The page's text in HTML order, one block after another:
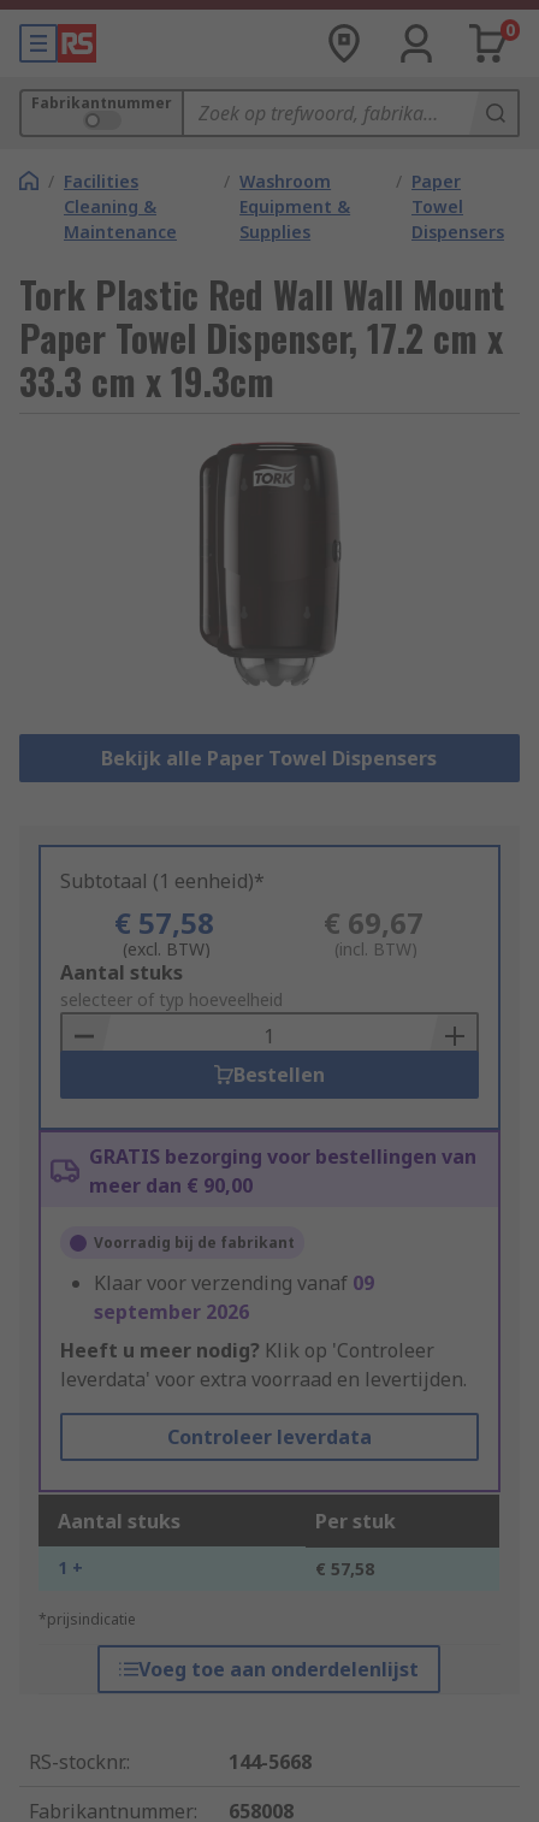
0
Fabrikantnummer
/ Facilities
Cleaning &
Maintenance
/ Washroom
Equipment &
Supplies
/ Paper
Towel
Dispensers
Tork Plastic Red Wall Wall Mount
Paper Towel Dispenser, 17.2 cm x
33.3 cm x 19.3cm
Bekijk alle Paper Towel Dispensers
Subtotaal (1 eenheid)*
€ 57,58
(excl. BTW)
€ 69,67
(incl. BTW)
Add
to
Basket
Aantal stuks
selecteer of typ hoeveelheid
Bestellen
GRATIS bezorging voor bestellingen van
meer dan € 90,00
Voorradig bij de fabrikant
Klaar voor verzending vanaf 09
september 2026
Heeft u meer nodig? Klik op 'Controleer
leverdata' voor extra voorraad en levertijden.
Controleer leverdata
Aantal stuks Per stuk
1 + € 57,58
*prijsindicatie
Voeg toe aan onderdelenlijst
RS-stocknr.:
144-5668
Fabrikantnummer:
658008